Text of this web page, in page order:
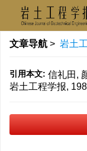
文章导航 > 岩土
引用本文: 信礼田,
岩土工程学报,